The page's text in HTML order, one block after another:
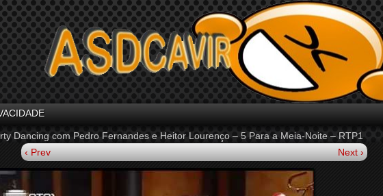
Dancing com Pedro Fernandes e Heitor Lourenço – 5 Para a Meia-Noite – RTP1
‹ Prev Next ›